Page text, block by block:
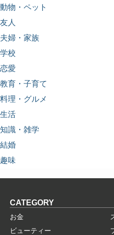
動物・ペット
友人
夫婦・家族
学校
恋愛
教育・子育て
料理・グルメ
生活
知識・雑学
結婚
趣味
CATEGORY
お金
ビューティー